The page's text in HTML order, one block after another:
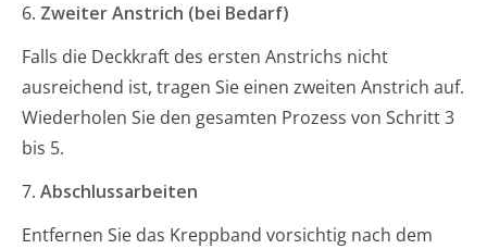
6. Zweiter Anstrich (bei Bedarf)
Falls die Deckkraft des ersten Anstrichs nicht
ausreichend ist, tragen Sie einen zweiten Anstrich auf.
Wiederholen Sie den gesamten Prozess von Schritt 3
bis 5.
7. Abschlussarbeiten
Entfernen Sie das Kreppband vorsichtig nach dem